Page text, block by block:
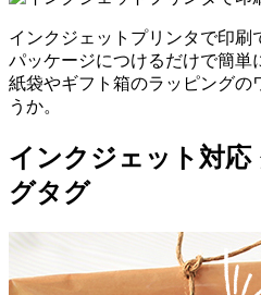
インクジェットプリンタで印刷
パッケージにつけるだけで簡単
紙袋やギフト箱のラッピングの
うか。
インクジェット対
グタグ